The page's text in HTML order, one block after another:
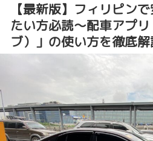
【最新版】フィリピン
たい方必読〜配車アプ
ブ）」の使い方を徹底解